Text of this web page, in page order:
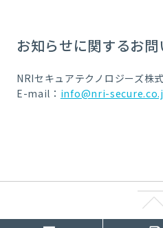
お知らせに関するお
NRIセキュアテクノロジーズ株
E-mail： info@nri-